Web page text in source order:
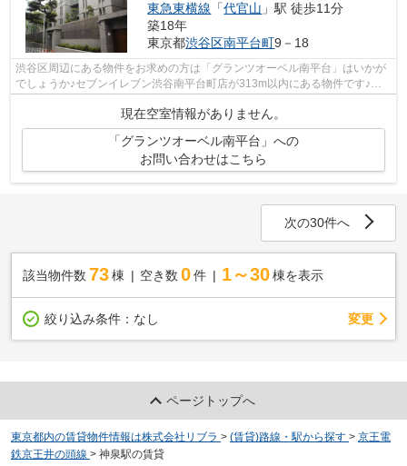
東急東横線 「代官山 」駅 徒歩11分
築18年
東京都渋谷区南平台町9－18
渋谷区周辺にある物件をお求めの方は「グランツオーベル南平台」はいかが
でしょうか♪セブンイレブン渋谷南平台町店が313m以内にある物件です♪設
現在空室情報がありません。
「グランツオーベル南平台」への
お問い合わせはこちら
次の30件へ
該当物件数 73棟 空き数 0 件 1～30 棟を表示
絞り込み条件： なし 変更
ページトップへ
東京都内の賃貸物件情報は株式会社リブラ > (賃貸)路線・駅から探す > 京王電
鉄京王井の頭線 > 神泉駅の賃貸